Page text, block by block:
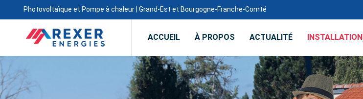
Photovoltaïque et Pompe à chaleur | Grand-Est et Bourgogne-Franche-Comté
ACCUEIL À PROPOS ACTUALITÉ